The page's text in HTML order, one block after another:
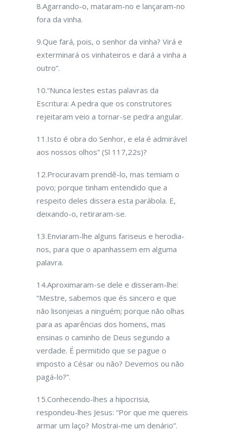
8.Agarrando-o, mataram-no e lançaram-no
fora da vinha.
9.Que fará, pois, o senhor da vinha? Virá e
exterminará os vinhateiros e dará a vinha a
outro”.
10.“Nunca lestes estas palavras da
Escritura: A pedra que os cons­trutores
rejeitaram veio a tornar-se pedra angular.
11.Isto é obra do Senhor, e ela é admirável
aos nossos olhos” (Sl 117,22s)?
12.Procuravam prendê-lo, mas temiam o
povo; porque tinham entendido que a
respeito deles dissera esta parábola. E,
deixando-o, retiraram-se.
13.Enviaram-lhe alguns fariseus e herodia­
nos, para que o apanhassem em alguma
palavra.
14.Aproximaram-se dele e disseram-lhe:
“Mestre, sabemos que és sincero e que
não lisonjeias a ninguém; porque não olhas
para as aparências dos homens, mas
ensinas o caminho de Deus segundo a
verdade. É permiti­do que se pague o
imposto a César ou não? Devemos ou não
pagá-lo?”.
15.Conhecendo-lhes a hipocrisia,
respondeu-lhes Jesus: “Por que me quereis
armar um laço? Mostrai-me um denário”.